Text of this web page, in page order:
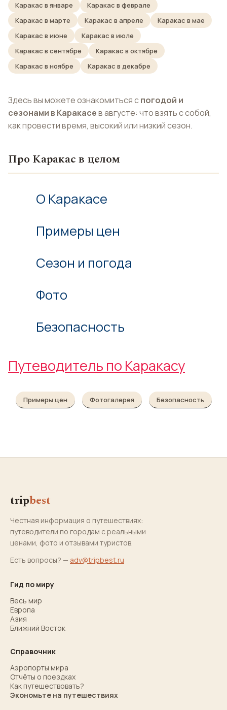
Каракас в январе
Каракас в феврале
Каракас в марте
Каракас в апреле
Каракас в мае
Каракас в июне
Каракас в июле
Каракас в сентябре
Каракас в октябре
Каракас в ноябре
Каракас в декабре
Здесь вы можете ознакомиться спогодой и
сезонами в Каракасев августе: что взять с собой,
как провести время, высокий или низкий сезон.
Про Каракас в целом
О Каракасе
Примеры цен
Сезон и погода
Фото
Безопасность
Путеводитель по Каракасу
Примеры цен Фотогалерея Безопасность
tripbest
Честная информация о путешествиях:
путеводители по городам с реальными
ценами, фото и отзывами туристов.
Есть вопросы? — adv@tripbest.ru
Гид по миру
Весь мир
Европа
Азия
Ближний Восток
Справочник
Аэропорты мира
Отчёты о поездках
Как путешествовать?
Экономьте на путешествиях